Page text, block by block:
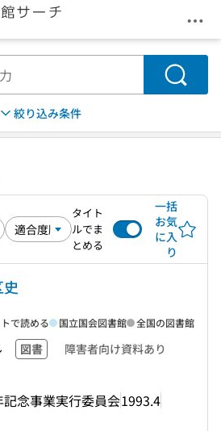
メ
検索
絞り込み条件
タイト
ルでま
とめる
一括
お気
に入
り
図書 障害者向け資料あり
念事業実行委員会1993.4
で読める 国立国会図書館 全国の図書館